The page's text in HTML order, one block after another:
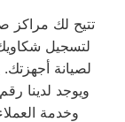
لتسجيل
لصيانة
وخدمة